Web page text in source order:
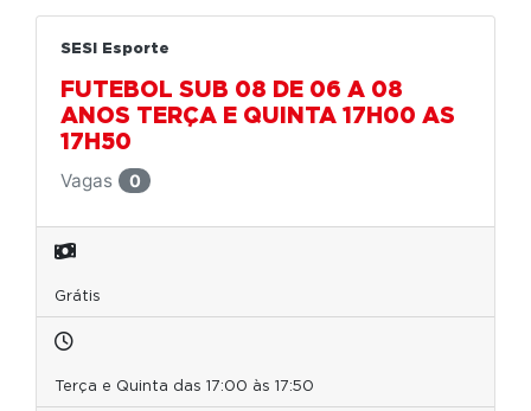
SESI Esporte
FUTEBOL SUB 08 DE 06 A 08
ANOS TERÇA E QUINTA 17H00 AS
17H50
Vagas
0
Grátis
Terça e Quinta das 17:00 às 17:50